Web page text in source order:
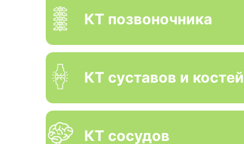
КТ позвоночника
КТ суставов и костей
КТ сосудов